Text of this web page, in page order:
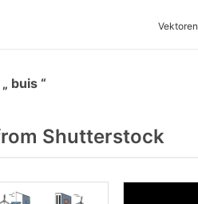
Vektoren
buis
Shutterstock